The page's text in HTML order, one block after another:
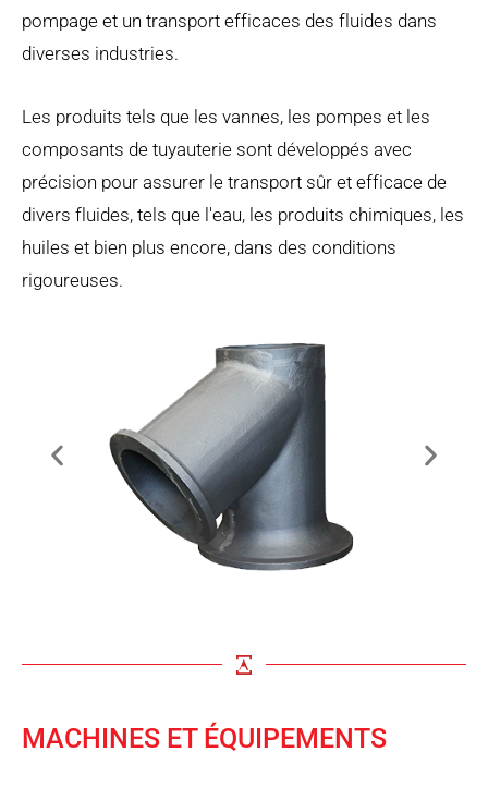
pompage et un transport efficaces des fluides dans
diverses industries.
Les produits tels que les vannes, les pompes et les
composants de tuyauterie sont développés avec
précision pour assurer le transport sûr et efficace de
divers fluides, tels que l'eau, les produits chimiques, les
huiles et bien plus encore, dans des conditions
rigoureuses.
MACHINES ET ÉQUIPEMENTS